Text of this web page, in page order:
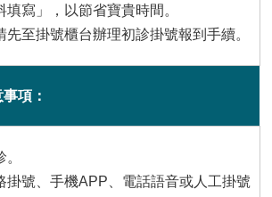
寫」，以節省寶貴時間。
至掛號櫃台辦理初診掛號報到手續。
項：
號、手機APP、電話語音或人工掛號